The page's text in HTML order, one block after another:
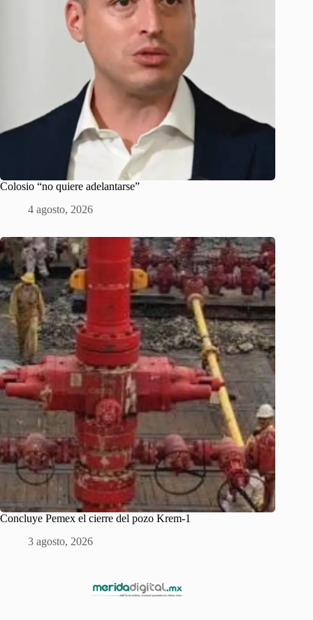
Colosio “no quiere adelantarse”
4 agosto, 2026
Concluye Pemex el cierre del pozo Krem-1
3 agosto, 2026